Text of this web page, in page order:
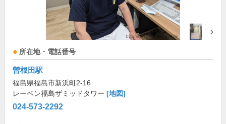
所在地・電話番号
曽根田駅
福島県福島市新浜町2-16
レーベン福島ザミッドタワー [地図]
024-573-2292